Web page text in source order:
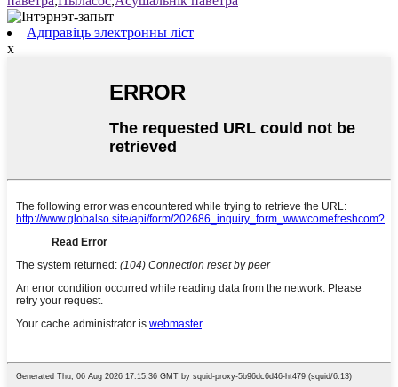
Адправіць электронны ліст
x